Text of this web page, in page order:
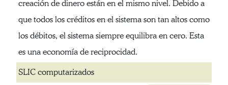
creación de dinero están en el mismo nivel. Debido a
que todos los créditos en el sistema son tan altos como
los débitos, el sistema siempre equilibra en cero. Esta
es una economía de reciprocidad.
SLIC computarizados